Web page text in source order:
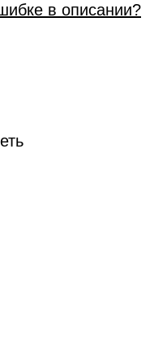
в описании?